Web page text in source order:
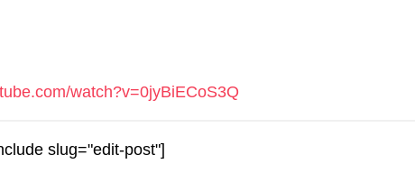
watch?v=0jyBiECoS3Q
slug="edit-post"]